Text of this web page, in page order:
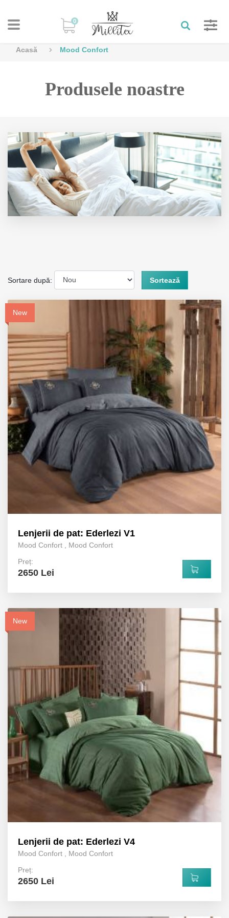
0
Acasă Mood Confort
Produsele noastre
Sortare după: Sortează
New
Lenjerii de pat: Ederlezi V1
Mood Confort , Mood Confort
Preț:
2650 Lei
New
Lenjerii de pat: Ederlezi V4
Mood Confort , Mood Confort
Preț:
2650 Lei